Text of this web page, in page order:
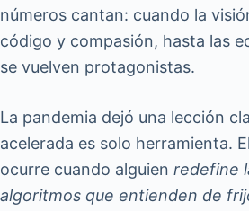
números cantan: cuando la
código y compasión, hasta las
se vuelven protagonistas.
La pandemia dejó una lección
acelerada es solo herramienta.
ocurre cuando alguien redefine
algoritmos que entienden de